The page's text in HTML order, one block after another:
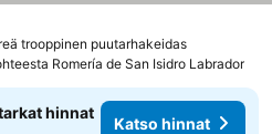
trooppinen puutarhakeidas
Romería de San Isidro Labrador
hinnat
Katso hinnat